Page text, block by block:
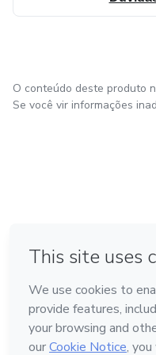
O conteúdo deste produto
Se você vir informações
Feito com ❤ em Bogotá
Conheça a Hotmart